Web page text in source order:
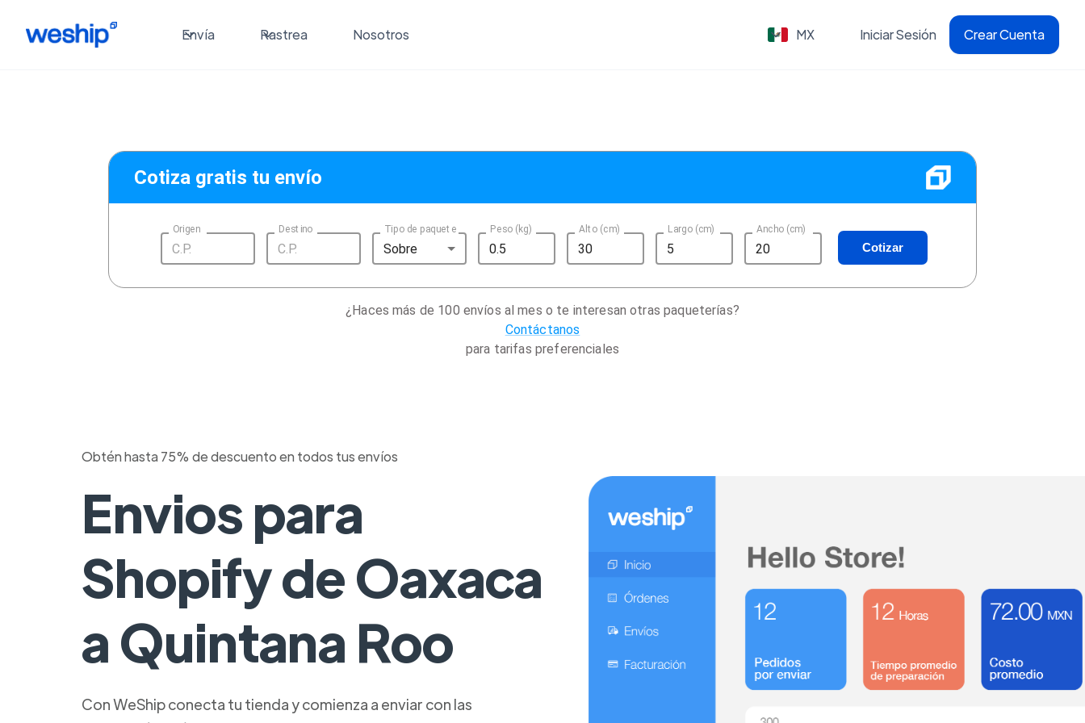
Envía Rastrea Nosotros MX Iniciar Sesión Crear Cuenta
Cotiza gratis tu envío
Origen Destino Tipo de paquete
Sobre
Peso (kg) Alto (cm) Largo (cm) Ancho (cm)
Cotizar
¿Haces más de 100 envíos al mes o te interesan otras paqueterías?
Contáctanos
para tarifas preferenciales
Obtén hasta 75% de descuento en todos tus envíos
Envios para
Shopify de Oaxaca
a Quintana Roo
Con WeShip conecta tu tienda y comienza a enviar con las